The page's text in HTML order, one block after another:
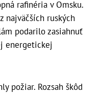
rafinéria v Omsku.
najväčších ruských
podarilo zasiahnuť
energetickej
požiar. Rozsah škôd